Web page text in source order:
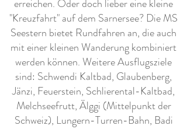
erreichen. Oder doch lieber eine kleine
"Kreuzfahrt" auf dem Sarnersee? Die MS
Seestern bietet Rundfahren an, die auch
mit einer kleinen Wanderung kombiniert
werden können. Weitere Ausflugsziele
sind: Schwendi Kaltbad, Glaubenberg,
Jänzi, Feuerstein, Schlierental-Kaltbad,
Melchseefrutt, Älggi (Mittelpunkt der
Schweiz), Lungern-Turren-Bahn, Badi